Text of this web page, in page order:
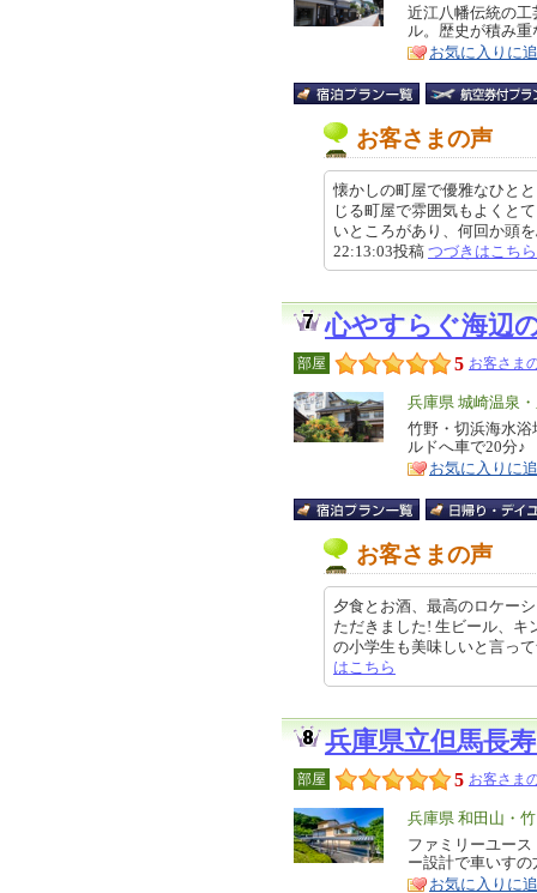
リ
ア
特
徴
近江八幡伝統の
ル。歴史が積み
お気に入りに
お客さまの声
懐かしの町屋で優雅なひと
じる町屋で雰囲気もよくと
いところがあり、何回か頭
22:13:03投稿 つづきはこちら
心やすらぐ海辺
部屋 5 お客さま
エ
リ
ア
兵庫県 城崎温泉
特
徴
竹野・切浜海水
ルドへ車で20分♪
お気に入りに
お客さまの声
夕食とお酒、最高のロケー
ただきました! 生ビール、
の小学生も美味しいと言っ
はこちら
兵庫県立但馬長
部屋 5 お客さま
エ
リ
ア
兵庫県 和田山・
特
徴
ファミリーユー
ー設計で車いすの
お気に入りに